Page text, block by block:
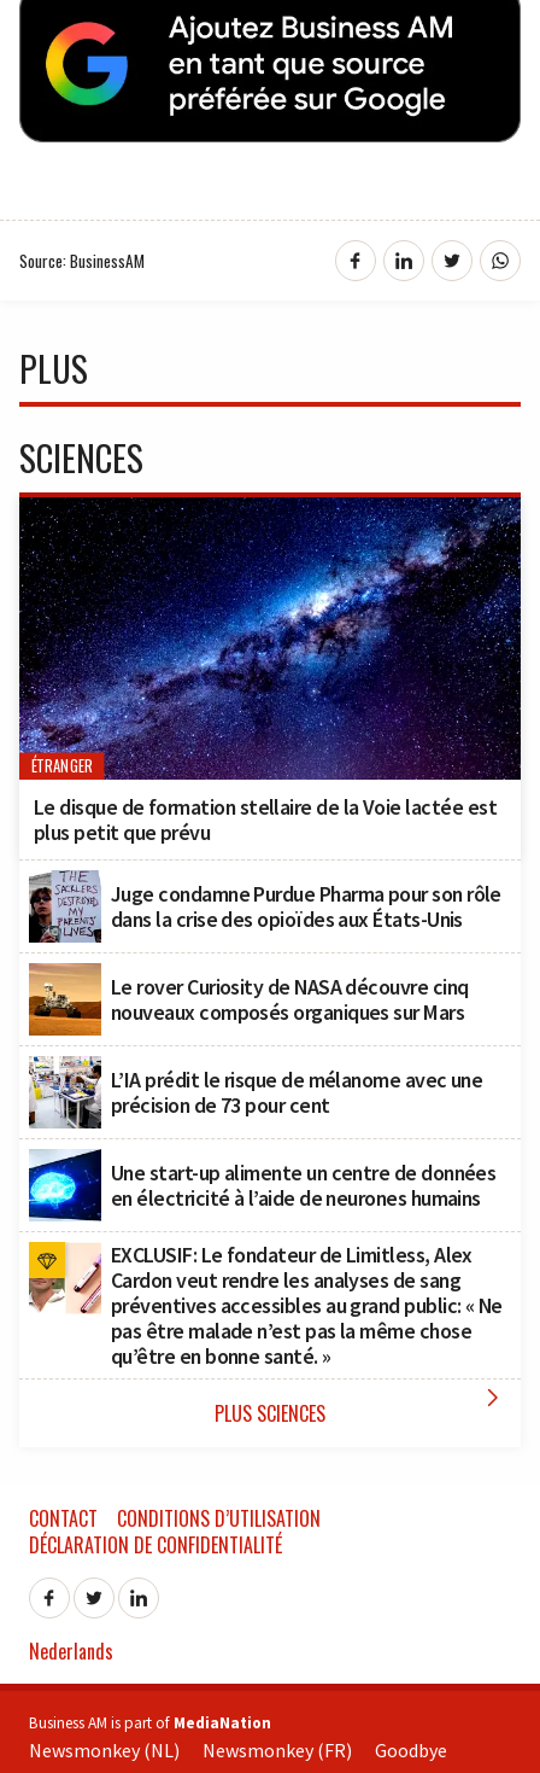
Source: BusinessAM
PLUS
SCIENCES
ÉTRANGER
Le disque de formation stellaire de la Voie lactée est
plus petit que prévu
Juge condamne Purdue Pharma pour son rôle
dans la crise des opioïdes aux États-Unis
Le rover Curiosity de NASA découvre cinq
nouveaux composés organiques sur Mars
L’IA prédit le risque de mélanome avec une
précision de 73 pour cent
Une start-up alimente un centre de données
en électricité à l’aide de neurones humains
EXCLUSIF: Le fondateur de Limitless, Alex
Cardon veut rendre les analyses de sang
préventives accessibles au grand public: « Ne
pas être malade n’est pas la même chose
qu’être en bonne santé. »
PLUS SCIENCES 
CONTACT
CONDITIONS D’UTILISATION
DÉCLARATION DE CONFIDENTIALITÉ
Nederlands
Business AM is part of MediaNation
Newsmonkey (NL) Newsmonkey (FR) Goodbye